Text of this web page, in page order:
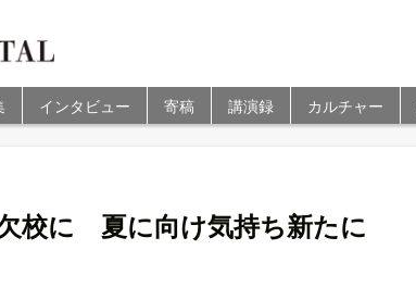
インタビュー 寄稿 講演録 カルチャー
校に 夏に向け気持ち新たに